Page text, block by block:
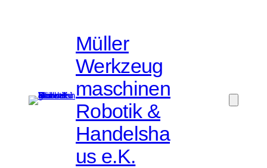
Müller
Werkzeug
maschinen
Robotik &
Handelsha
us e.K.